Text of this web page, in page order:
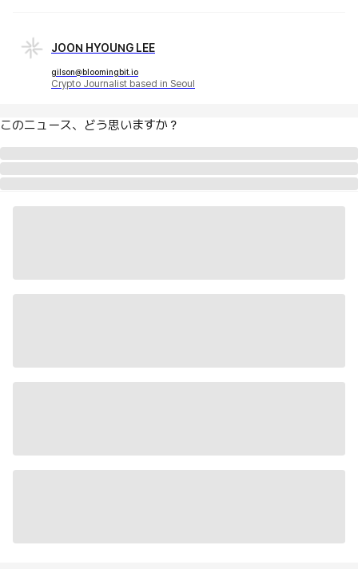
JOON HYOUNG LEE
gilson@bloomingbit.io
Crypto Journalist based in Seoul
このニュース、どう思いますか？